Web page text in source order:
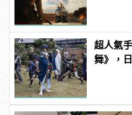
超人氣
舞》，